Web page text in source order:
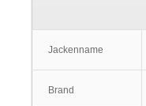
Jackenname
Brand